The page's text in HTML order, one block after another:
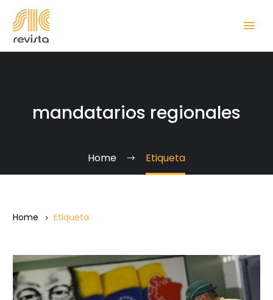
mandatarios regionales
Home Etiqueta
Home Etiqueta
El
desastre
electoral